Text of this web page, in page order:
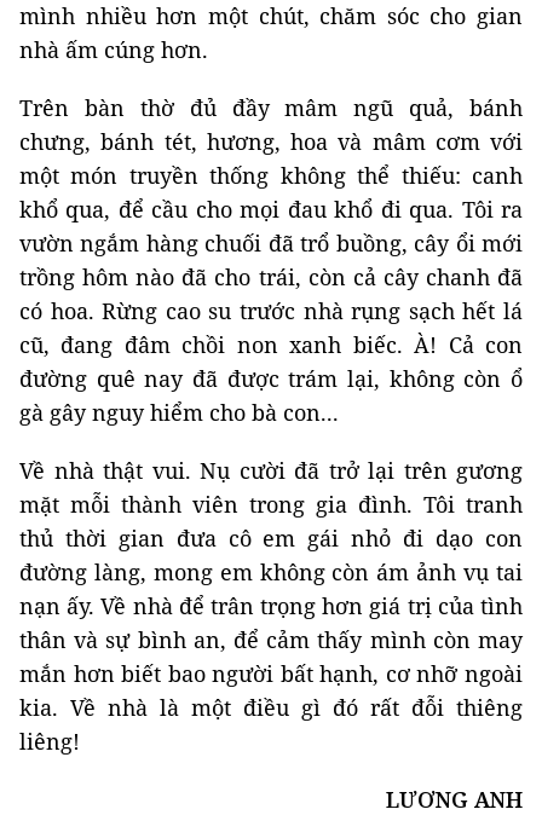
mình nhiều hơn một chút, chăm sóc cho gian
nhà ấm cúng hơn.
Trên bàn thờ đủ đầy mâm ngũ quả, bánh
chưng, bánh tét, hương, hoa và mâm cơm với
một món truyền thống không thể thiếu: canh
khổ qua, để cầu cho mọi đau khổ đi qua. Tôi ra
vườn ngắm hàng chuối đã trổ buồng, cây ổi mới
trồng hôm nào đã cho trái, còn cả cây chanh đã
có hoa. Rừng cao su trước nhà rụng sạch hết lá
cũ, đang đâm chồi non xanh biếc. À! Cả con
đường quê nay đã được trám lại, không còn ổ
gà gây nguy hiểm cho bà con...
Về nhà thật vui. Nụ cười đã trở lại trên gương
mặt mỗi thành viên trong gia đình. Tôi tranh
thủ thời gian đưa cô em gái nhỏ đi dạo con
đường làng, mong em không còn ám ảnh vụ tai
nạn ấy. Về nhà để trân trọng hơn giá trị của tình
thân và sự bình an, để cảm thấy mình còn may
mắn hơn biết bao người bất hạnh, cơ nhỡ ngoài
kia. Về nhà là một điều gì đó rất đỗi thiêng
liêng!
LƯƠNG ANH